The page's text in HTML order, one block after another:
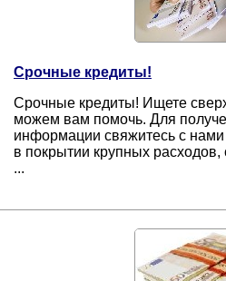
Срочные кредиты!
Срочные кредиты! Ищете
можем вам помочь. Для
информации свяжитесь с
в покрытии крупных
...